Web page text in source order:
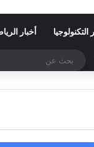
التكنولوجيا أخبار